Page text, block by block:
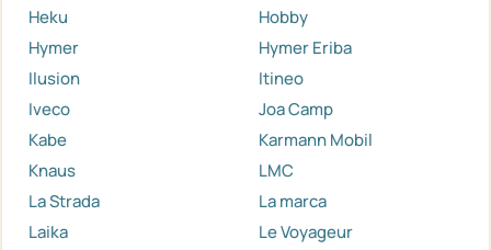
Heku
Hobby
Hymer
Hymer Eriba
Ilusion
Itineo
Iveco
Joa Camp
Kabe
Karmann Mobil
Knaus
LMC
La Strada
La marca
Laika
Le Voyageur